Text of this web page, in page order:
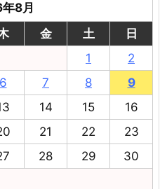
8月
金 土
日
1
2
6 7 8
9
14 15
16
21 22
23
28 29
30